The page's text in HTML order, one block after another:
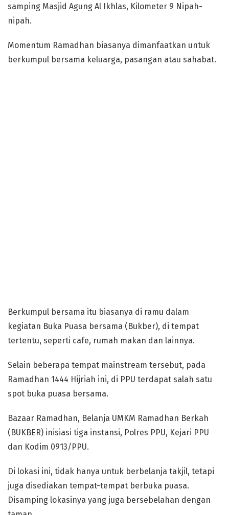
samping Masjid Agung Al Ikhlas, Kilometer 9 Nipah-
nipah.
Momentum Ramadhan biasanya dimanfaatkan untuk
berkumpul bersama keluarga, pasangan atau sahabat.
Berkumpul bersama itu biasanya di ramu dalam
kegiatan Buka Puasa bersama (Bukber), di tempat
tertentu, seperti cafe, rumah makan dan lainnya.
Selain beberapa tempat mainstream tersebut, pada
Ramadhan 1444 Hijriah ini, di PPU terdapat salah satu
spot buka puasa bersama.
Bazaar Ramadhan, Belanja UMKM Ramadhan Berkah
(BUKBER) inisiasi tiga instansi, Polres PPU, Kejari PPU
dan Kodim 0913/PPU.
Di lokasi ini, tidak hanya untuk berbelanja takjil, tetapi
juga disediakan tempat-tempat berbuka puasa.
Disamping lokasinya yang juga bersebelahan dengan